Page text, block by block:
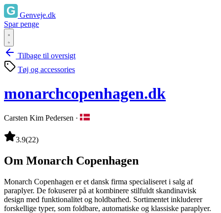
Genveje.dk
Spar penge
Tilbage til oversigt
Tøj og accessories
monarchcopenhagen.dk
Carsten Kim Pedersen ·
3.9(22)
Om Monarch Copenhagen
Monarch Copenhagen er et dansk firma specialiseret i salg af
paraplyer. De fokuserer på at kombinere stilfuldt skandinavisk
design med funktionalitet og holdbarhed. Sortimentet inkluderer
forskellige typer, som foldbare, automatiske og klassiske paraplyer.